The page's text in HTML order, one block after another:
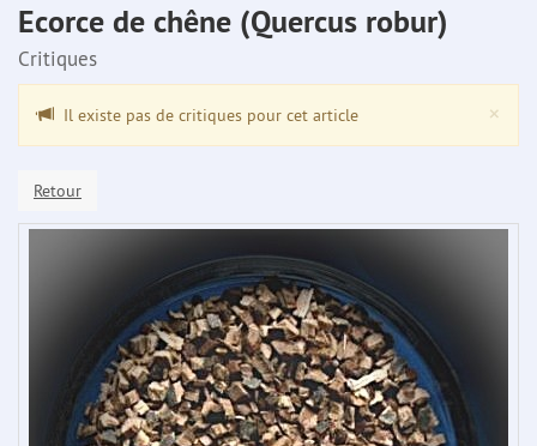
Ecorce de chêne (Quercus robur)
Critiques
×
Il existe pas de critiques pour cet article
Retour